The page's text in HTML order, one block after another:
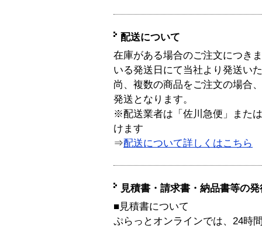
配送について
在庫がある場合のご注文につき
いる発送日にて当社より発送い
尚、複数の商品をご注文の場合
発送となります。
※配送業者は「佐川急便」また
けます
⇒配送について詳しくはこちら
見積書・請求書・納品書等の
■見積書について
ぷらっとオンラインでは、24時